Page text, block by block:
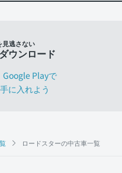
ロードスターの中古車一覧
見逃さない
ウンロード